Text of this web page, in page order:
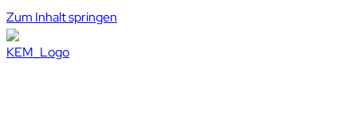
Zum Inhalt springen